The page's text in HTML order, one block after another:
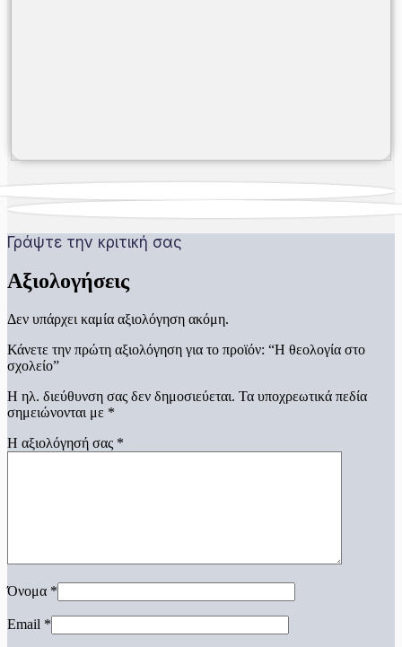
Γράψτε την κριτική σας
Αξιολογήσεις
Δεν υπάρχει καμία αξιολόγηση ακόμη.
Κάνετε την πρώτη αξιολόγηση για το προϊόν: “Η θεολογία στο
σχολείο”
Η ηλ. διεύθυνση σας δεν δημοσιεύεται. Τα υποχρεωτικά πεδία
σημειώνονται με *
Η αξιολόγησή σας *
Όνομα *
Email *